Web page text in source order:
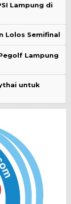
Lampung di
Lolos Semifinal
Lampung
untuk